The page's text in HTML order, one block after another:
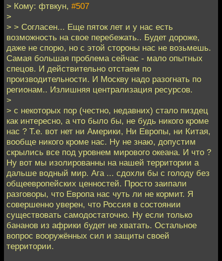
> Кому: фтвкун, #507
>
> > Согласен... Еще пяток лет и у нас есть
возможность на свое перебежать.. Будет дороже,
даже не спорю, но с этой стороны нас не возьмешь.
Самая большая проблема сейчас - мало опытных
спецов. И действительно отстаем по
производительности. И Москву надо разогнать по
регионам.. Излишняя централизация ресурсов.
>
> с некоторых пор (честно, недавних) стало пиздец
как интересно, а что было бы, не будь никого кроме
нас ? Т.е. вот нет ни Америки, Ни Европы, ни Китая,
вообще никого кроме нас. Ну не знаю, допустим
скрылись все под уровнем мирового океана. И что ?
Ну вот мы изолированны на нашей территории а
дальше водный мир. Ага ... сдохли бы с голоду без
общеевропейских ценностей. Просто заипали
разговоры, что Европа нас чуть ли не кормит. Я
совершенно уверен, что Россия в состоянии
существовать самодостаточно. Ну если только
бананов из африки будет не хватать. Остальное
вопрос вооружённых сил и защиты своей
территории.